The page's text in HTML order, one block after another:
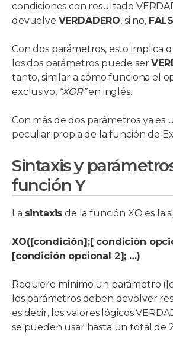
condiciones con resultado
devuelve VERDADERO, si no,
Con dos parámetros, esto implica
los dos parámetros puede ser
tanto, similar a cómo funciona el
exclusivo, “XOR”en inglés.
Con más de dos parámetros ya es
peculiar propia de la función de
Sintaxis y
función Y
La sintaxis de la función XO es la
XO([condición];[ condición
[condición opcional 2]; …)
Requiere mínimo un parámetro
los parámetros deben devolver
es decir, los valores lógicos
se pueden usar hasta un total de